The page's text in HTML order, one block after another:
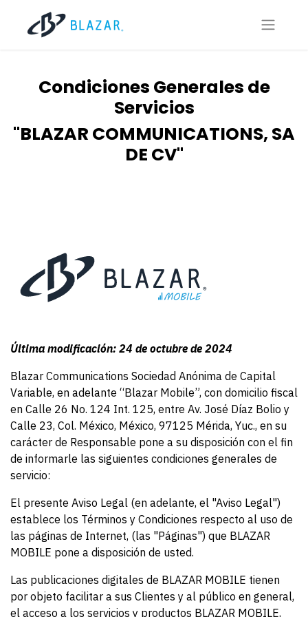
Condiciones Generales de
Servicios
"BLAZAR COMMUNICATIONS, SA
DE CV"
Última modificación: 24 de octubre de 2024
Blazar Communications Sociedad Anónima de Capital
Variable, en adelante “Blazar Mobile”, con domicilio fiscal
en Calle 26 No. 124 Int. 125, entre Av. José Díaz Bolio y
Calle 23, Col. México, México, 97125 Mérida, Yuc., en su
carácter de Responsable pone a su disposición con el fin
de informarle las siguientes condiciones generales de
servicio:
El presente Aviso Legal (en adelante, el "Aviso Legal")
establece los Términos y Condiciones respecto al uso de
las páginas de Internet, (las "Páginas") que BLAZAR
MOBILE pone a disposición de usted.
Las publicaciones digitales de BLAZAR MOBILE tienen
por objeto facilitar a sus Clientes y al público en general,
el acceso a los servicios y productos BLAZAR MOBILE,